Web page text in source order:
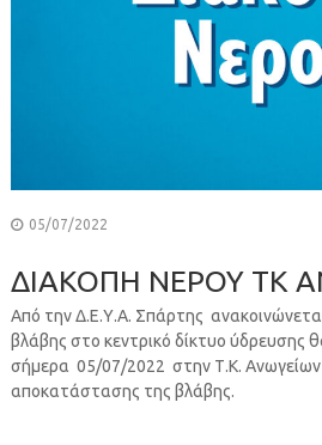
05/07/2022
ΔΙΑΚΟΠΗ ΝΕΡΟΥ ΤΚ
Από την Δ.Ε.Υ.Α. Σπάρτης
βλάβης στο κεντρικό δίκτυο ύδρευσης
σήμερα 05/07/2022 στην Τ.Κ. Ανωγείων
αποκατάστασης της βλάβης.